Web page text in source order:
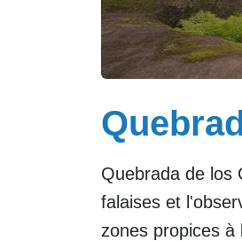
Quebrada de los
falaises et
zones propices à